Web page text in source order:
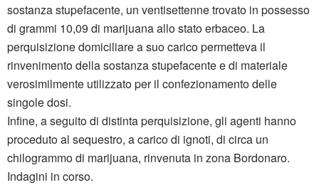
sostanza stupefacente, un ventisettenne trovato in possesso
di grammi 10,09 di marijuana allo stato erbaceo. La
perquisizione domiciliare a suo carico permetteva il
rinvenimento della sostanza stupefacente e di materiale
verosimilmente utilizzato per il confezionamento delle
singole dosi.
Infine, a seguito di distinta perquisizione, gli agenti hanno
proceduto al sequestro, a carico di ignoti, di circa un
chilogrammo di marijuana, rinvenuta in zona Bordonaro.
Indagini in corso.